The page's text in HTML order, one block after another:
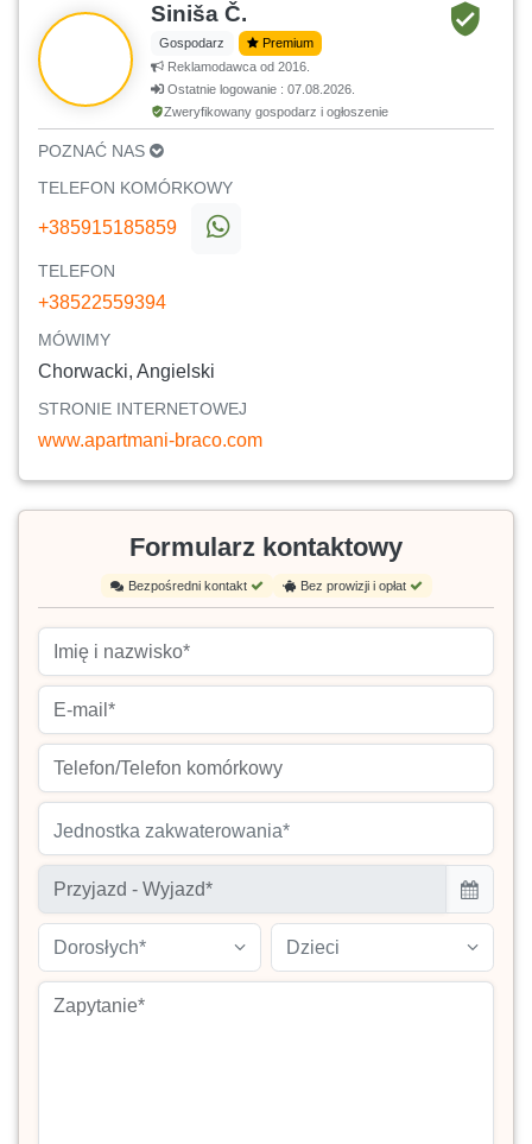
Siniša Č.
Gospodarz
Premium
Reklamodawca od 2016.
Ostatnie logowanie : 07.08.2026.
Zweryfikowany gospodarz i ogłoszenie
POZNAĆ NAS
TELEFON KOMÓRKOWY
+385915185859
TELEFON
+38522559394
MÓWIMY
Chorwacki, Angielski
STRONIE INTERNETOWEJ
www.apartmani-braco.com
Formularz kontaktowy
Bezpośredni kontakt Bez prowizji i opłat
Jednostka zakwaterowania*
Dorosłych* Dzieci